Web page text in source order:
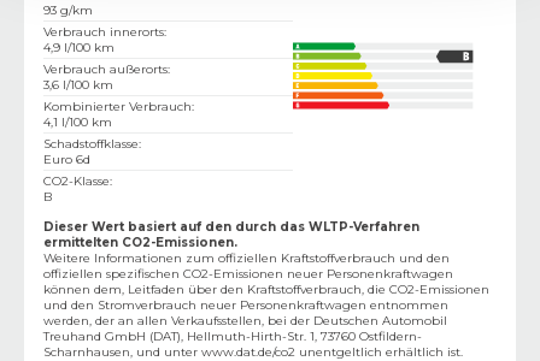
93 g/km
Verbrauch innerorts:
4,9 l/100 km
Verbrauch außerorts:
3,6 l/100 km
Kombinierter Verbrauch:
4,1 l/100 km
Schadstoffklasse:
Euro 6d
CO2-Klasse:
B
Dieser Wert basiert auf den durch das WLTP-Verfahren
ermittelten CO2-Emissionen.
Weitere Informationen zum offiziellen Kraftstoffverbrauch und den
offiziellen spezifischen CO2-Emissionen neuer Personenkraftwagen
können dem‚ Leitfaden über den Kraftstoffverbrauch, die CO2-Emissionen
und den Stromverbrauch neuer Personenkraftwagen entnommen
werden, der an allen Verkaufsstellen, bei der Deutschen Automobil
Treuhand GmbH (DAT), Hellmuth-Hirth-Str. 1, 73760 Ostfildern-
Scharnhausen, und unter www.dat.de/co2 unentgeltlich erhältlich ist.